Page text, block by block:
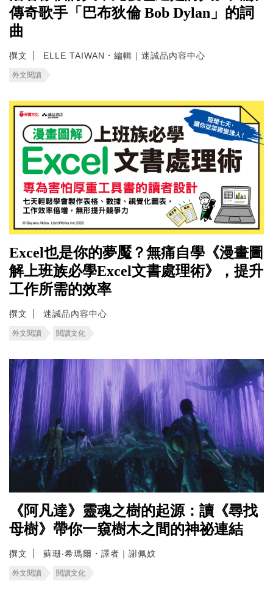
傳奇歌手「巴布狄倫 Bob Dylan」的詞
曲
撰文 ELLE TAIWAN・編輯｜迷誠品內容中心
外文閱讀
Excel也是你的夢魘？無痛自學《漫畫圖
解上班族必學Excel文書處理術》，提升
工作所需的效率
撰文 迷誠品內容中心
外文閱讀 閱讀文化
《阿凡達》靈魂之樹的起源：讀《尋找
母樹》帶你一窺樹木之間的神祕連結
撰文 蘇珊‧希瑪爾・譯者｜謝佩妏
外文閱讀 閱讀文化